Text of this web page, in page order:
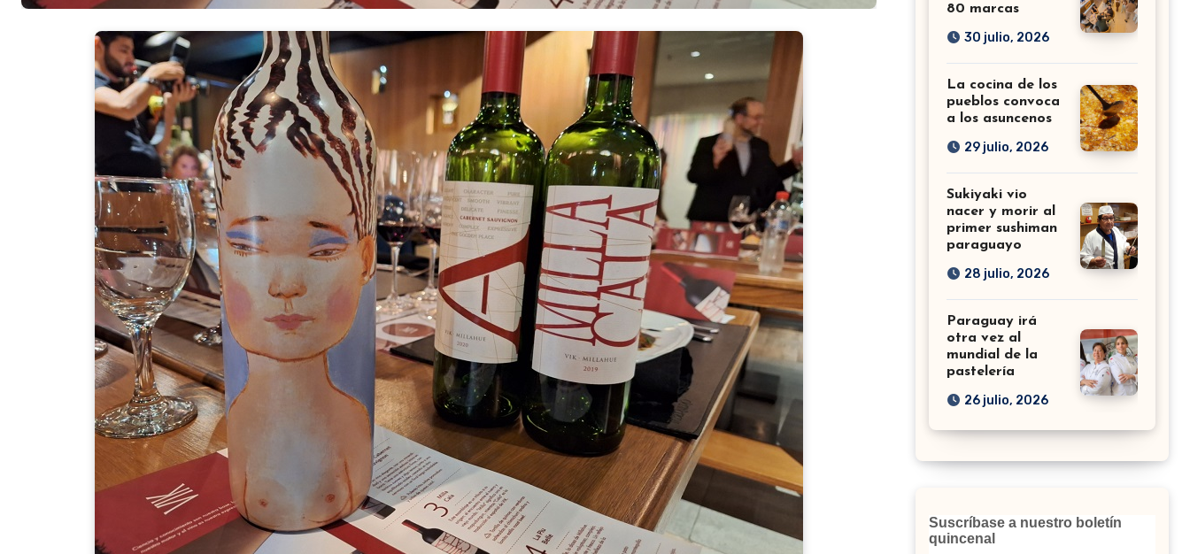
80 marcas
30 julio, 2026
La cocina de los
pueblos convoca
a los asuncenos
29 julio, 2026
Sukiyaki vio
nacer y morir al
primer sushiman
paraguayo
28 julio, 2026
Paraguay irá
otra vez al
mundial de la
pastelería
26 julio, 2026
Suscríbase a nuestro boletín
quincenal